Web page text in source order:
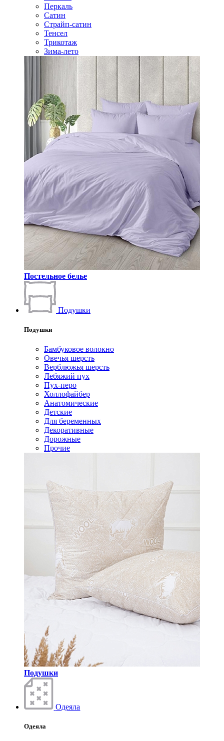
Перкаль
Сатин
Страйп-сатин
Тенсел
Трикотаж
Зима-лето
Постельное белье
Подушки
Подушки
Бамбуковое волокно
Овечья шерсть
Верблюжья шерсть
Лебяжий пух
Пух-перо
Холлофайбер
Анатомические
Детские
Для беременных
Декоративные
Дорожные
Прочие
Подушки
Одеяла
Одеяла